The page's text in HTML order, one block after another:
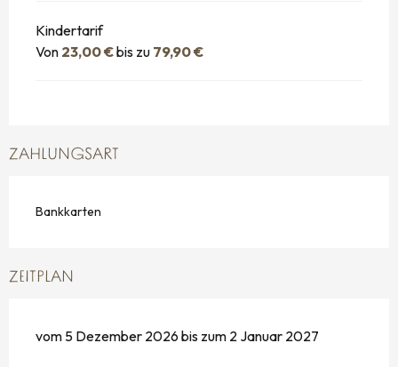
Kindertarif
Von 23,00 €bis zu 79,90 €
ZAHLUNGSART
Bankkarten
ZEITPLAN
vom 5 Dezember 2026 bis zum 2 Januar 2027